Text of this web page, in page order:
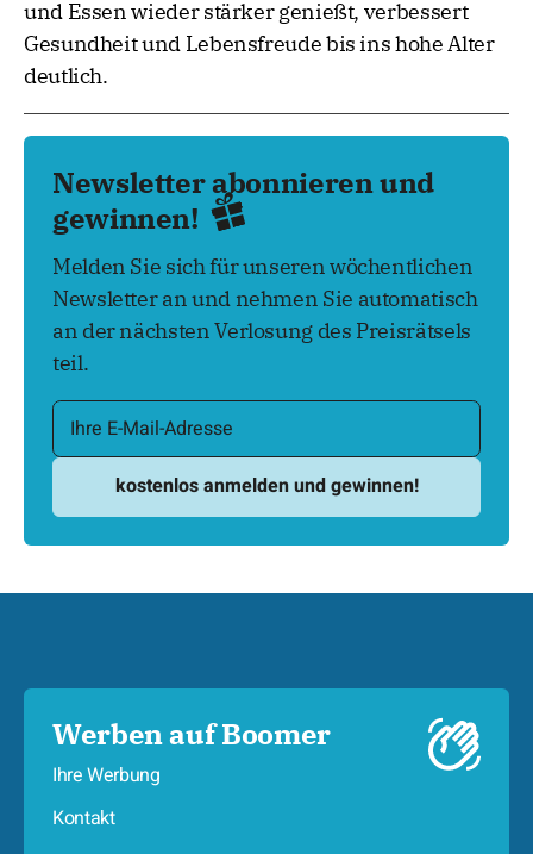
und Essen wieder stärker genießt, verbessert
Gesundheit und Lebensfreude bis ins hohe Alter
deutlich.
Newsletter abonnieren und
gewinnen!
Melden Sie sich für unseren wöchentlichen
Newsletter an und nehmen Sie automatisch
an der nächsten Verlosung des Preisrätsels
teil.
Werben auf Boomer
Ihre Werbung
Kontakt